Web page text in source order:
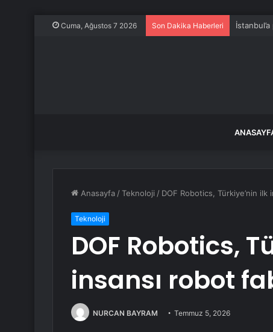
Cuma, Ağustos 7 2026 Son Dakika Haberleri
Anasayfa /Teknoloji / DOF Robotics, Türkiye’nin ilk
Teknoloji
DOF Robotics,
insansı robot
NURCAN BAYRAM Temmuz 5, 2026